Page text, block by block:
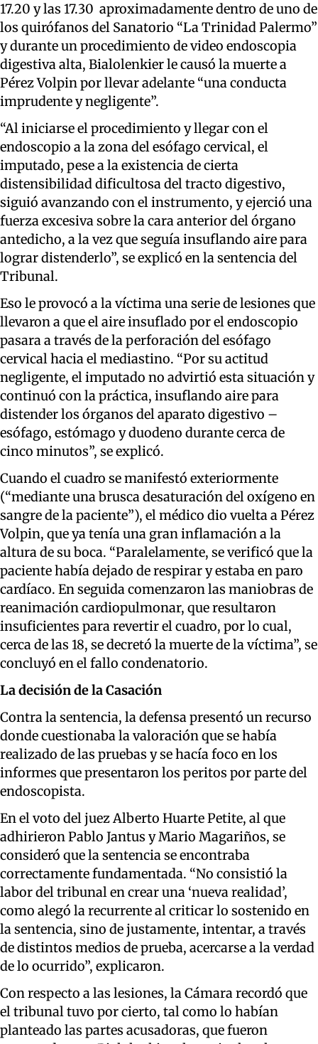
17.20 y las 17.30 aproximadamente dentro de uno de
los quirófanos del Sanatorio “La Trinidad Palermo”
y durante un procedimiento de video endoscopia
digestiva alta, Bialolenkier le causó la muerte a
Pérez Volpin por llevar adelante “una conducta
imprudente y negligente”.
“Al iniciarse el procedimiento y llegar con el
endoscopio a la zona del esófago cervical, el
imputado, pese a la existencia de cierta
distensibilidad dificultosa del tracto digestivo,
siguió avanzando con el instrumento, y ejerció una
fuerza excesiva sobre la cara anterior del órgano
antedicho, a la vez que seguía insuflando aire para
lograr distenderlo”, se explicó en la sentencia del
Tribunal.
Eso le provocó a la víctima una serie de lesiones que
llevaron a que el aire insuflado por el endoscopio
pasara a través de la perforación del esófago
cervical hacia el mediastino. “Por su actitud
negligente, el imputado no advirtió esta situación y
continuó con la práctica, insuflando aire para
distender los órganos del aparato digestivo –
esófago, estómago y duodeno durante cerca de
cinco minutos”, se explicó.
Cuando el cuadro se manifestó exteriormente
(“mediante una brusca desaturación del oxígeno en
sangre de la paciente”), el médico dio vuelta a Pérez
Volpin, que ya tenía una gran inflamación a la
altura de su boca. “Paralelamente, se verificó que la
paciente había dejado de respirar y estaba en paro
cardíaco. En seguida comenzaron las maniobras de
reanimación cardiopulmonar, que resultaron
insuficientes para revertir el cuadro, por lo cual,
cerca de las 18, se decretó la muerte de la víctima”, se
concluyó en el fallo condenatorio.
La decisión de la Casación
Contra la sentencia, la defensa presentó un recurso
donde cuestionaba la valoración que se había
realizado de las pruebas y se hacía foco en los
informes que presentaron los peritos por parte del
endoscopista.
En el voto del juez Alberto Huarte Petite, al que
adhirieron Pablo Jantus y Mario Magariños, se
consideró que la sentencia se encontraba
correctamente fundamentada. “No consistió la
labor del tribunal en crear una ‘nueva realidad’,
como alegó la recurrente al criticar lo sostenido en
la sentencia, sino de justamente, intentar, a través
de distintos medios de prueba, acercarse a la verdad
de lo ocurrido”, explicaron.
Con respecto a las lesiones, la Cámara recordó que
el tribunal tuvo por cierto, tal como lo habían
planteado las partes acusadoras, que fueron